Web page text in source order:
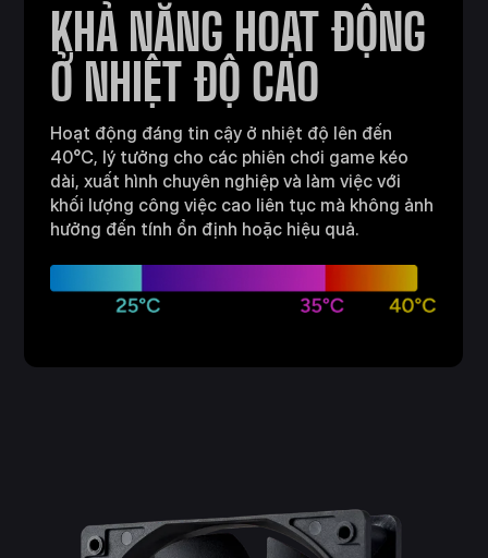
KHẢ NĂNG HOẠT ĐỘNG
Ở NHIỆT ĐỘ CAO
Hoạt động đáng tin cậy ở nhiệt độ lên đến
40°C, lý tưởng cho các phiên chơi game kéo
dài, xuất hình chuyên nghiệp và làm việc với
khối lượng công việc cao liên tục mà không ảnh
hưởng đến tính ổn định hoặc hiệu quả.